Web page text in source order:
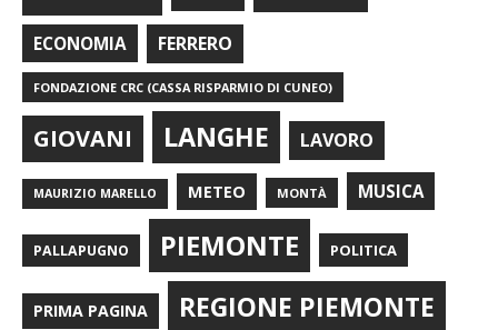
ECONOMIA FERRERO
FONDAZIONE CRC (CASSA RISPARMIO DI CUNEO)
GIOVANI LANGHE LAVORO
MAURIZIO MARELLO METEO MONTÀ MUSICA
PALLAPUGNO PIEMONTE POLITICA
PRIMA PAGINA REGIONE PIEMONTE